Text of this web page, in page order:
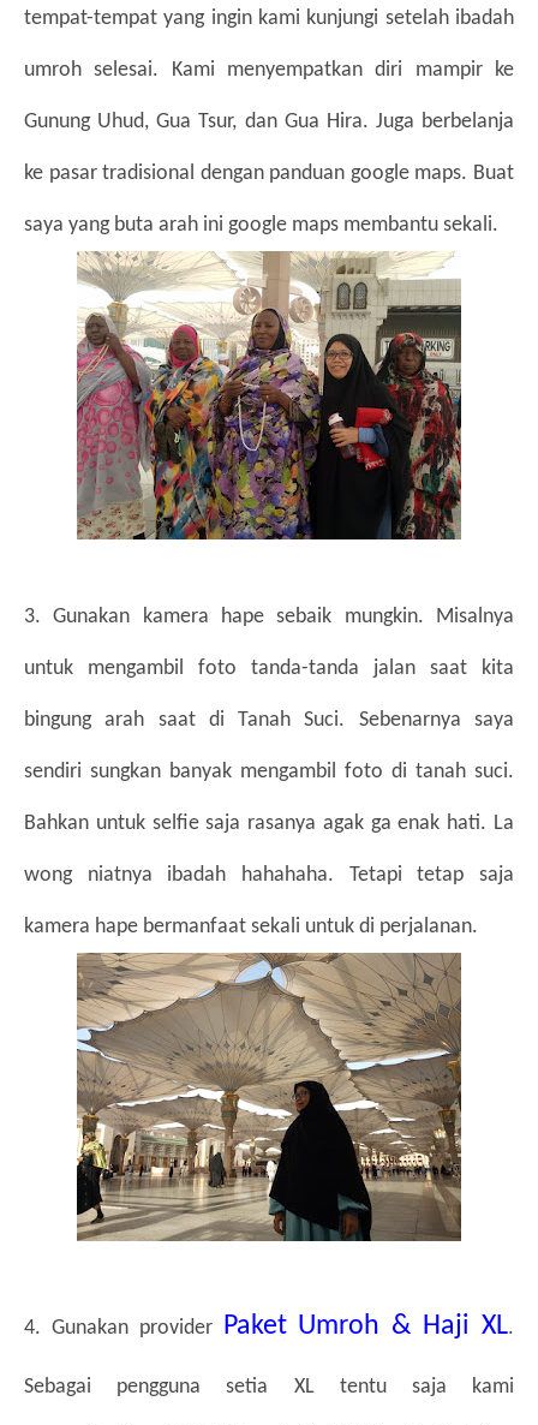
tempat-tempat yang ingin kami kunjungi setelah ibadah
umroh selesai. Kami menyempatkan diri mampir ke
Gunung Uhud, Gua Tsur, dan Gua Hira. Juga berbelanja
ke pasar tradisional dengan panduan google maps. Buat
saya yang buta arah ini google maps membantu sekali.
3. Gunakan kamera hape sebaik mungkin. Misalnya
untuk mengambil foto tanda-tanda jalan saat kita
bingung arah saat di Tanah Suci. Sebenarnya saya
sendiri sungkan banyak mengambil foto di tanah suci.
Bahkan untuk selfie saja rasanya agak ga enak hati. La
wong niatnya ibadah hahahaha. Tetapi tetap saja
kamera hape bermanfaat sekali untuk di perjalanan.
4. Gunakan provider Paket Umroh & Haji XL.
Sebagai pengguna setia XL tentu saja kami